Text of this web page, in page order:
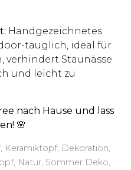
Handgezeichnetes
tauglich, ideal für
verhindert Staunässe
und leicht zu
nach Hause und lass
🌸
Keramiktopf, Dekoration,
Natur, Sommer Deko,